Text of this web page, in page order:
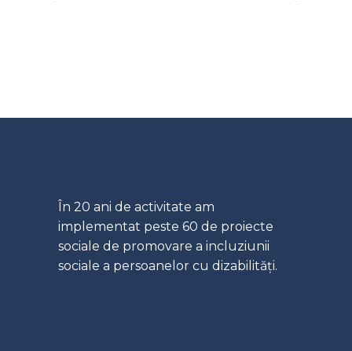
În 20 ani de activitate am
implementat peste 60 de proiecte
sociale de promovare a incluziunii
sociale a persoanelor cu dizabilități.